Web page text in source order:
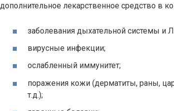
дополнительное лекарственное средство в
заболевания дыхательной системы и
вирусные инфекции;
ослабленный иммунитет;
поражения кожи (дерматиты, раны,
т.д.);